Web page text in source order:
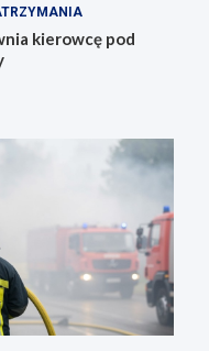
kierowcę pod